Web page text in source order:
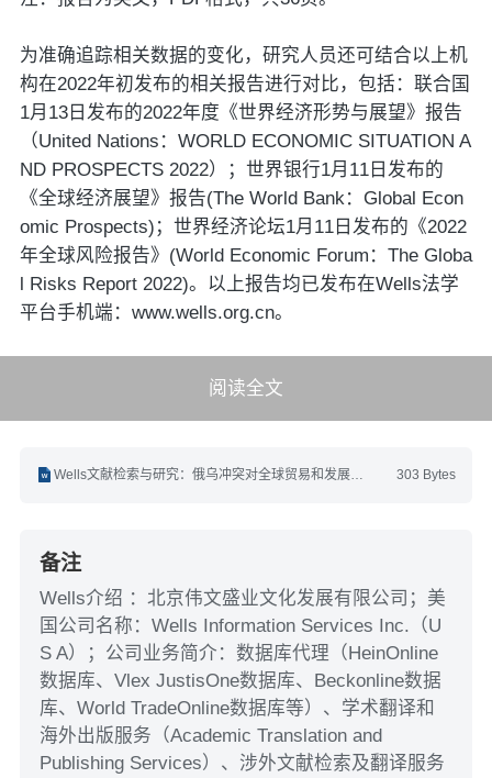
为准确追踪相关数据的变化，研究人员还可结合以上机
构在2022年初发布的相关报告进行对比，包括：联合国
1月13日发布的2022年度《世界经济形势与展望》报告
（United Nations：WORLD ECONOMIC SITUATION A
ND PROSPECTS 2022）；世界银行1月11日发布的
《全球经济展望》报告(The World Bank：Global Econ
omic Prospects)；世界经济论坛1月11日发布的《2022
年全球风险报告》(World Economic Forum：The Globa
l Risks Report 2022)。以上报告均已发布在Wells法学
平台手机端：www.wells.org.cn。
阅读全文
303 Bytes
Wells文献检索与研究：俄乌冲突对全球贸易和发展的影响.docx
备注
Wells介绍 ：北京伟文盛业文化发展有限公司；美
国公司名称：Wells Information Services Inc.（U
S A）；公司业务简介：数据库代理（HeinOnline
数据库、Vlex JustisOne数据库、Beckonline数据
库、World TradeOnline数据库等）、学术翻译和
海外出版服务（Academic Translation and
Publishing Services）、涉外文献检索及翻译服务